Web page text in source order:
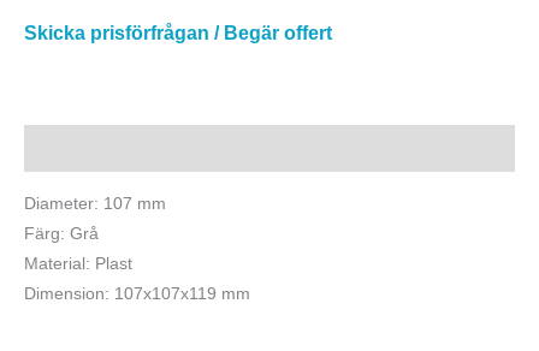
Skicka prisförfrågan / Begär offert
Diameter: 107 mm
Färg: Grå
Material: Plast
Dimension: 107x107x119 mm